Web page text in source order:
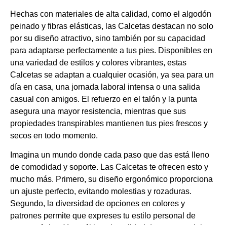
Hechas con materiales de alta calidad, como el algodón
peinado y fibras elásticas, las Calcetas destacan no solo
por su diseño atractivo, sino también por su capacidad
para adaptarse perfectamente a tus pies. Disponibles en
una variedad de estilos y colores vibrantes, estas
Calcetas se adaptan a cualquier ocasión, ya sea para un
día en casa, una jornada laboral intensa o una salida
casual con amigos. El refuerzo en el talón y la punta
asegura una mayor resistencia, mientras que sus
propiedades transpirables mantienen tus pies frescos y
secos en todo momento.
Imagina un mundo donde cada paso que das está lleno
de comodidad y soporte. Las Calcetas te ofrecen esto y
mucho más. Primero, su diseño ergonómico proporciona
un ajuste perfecto, evitando molestias y rozaduras.
Segundo, la diversidad de opciones en colores y
patrones permite que expreses tu estilo personal de